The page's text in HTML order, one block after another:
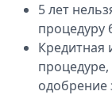
5 лет
процедуру
Кредитная
одобрение